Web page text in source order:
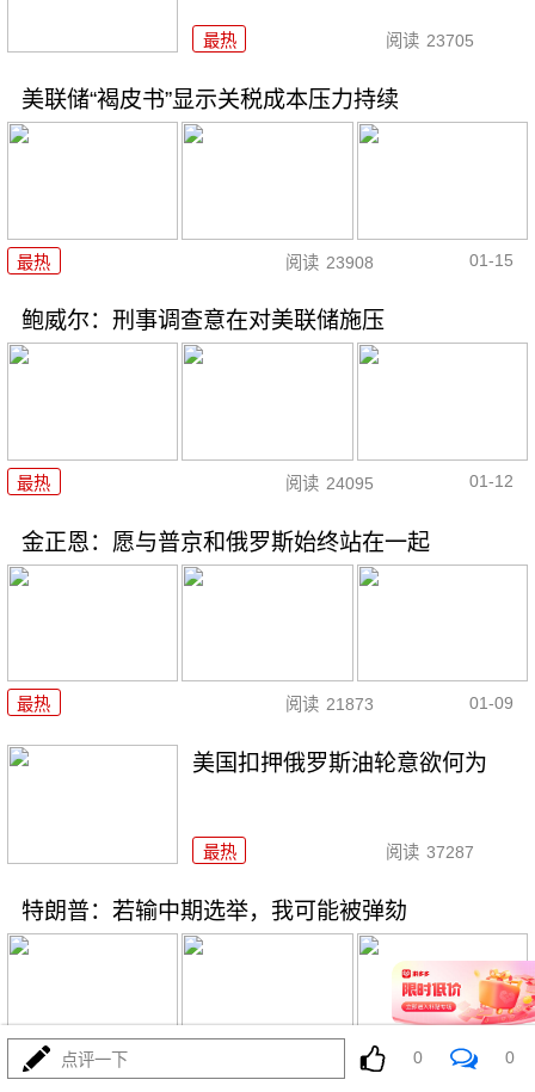
最热 阅读 23705
美联储“褐皮书”显示关税成本压力持续
最热 阅读 23908 01-15
鲍威尔：刑事调查意在对美联储施压
最热 阅读 24095 01-12
金正恩：愿与普京和俄罗斯始终站在一起
最热 阅读 21873 01-09
美国扣押俄罗斯油轮意欲何为
最热 阅读 37287
特朗普：若输中期选举，我可能被弹劾
最热 阅读 19350 01-07
点评一下 0 0